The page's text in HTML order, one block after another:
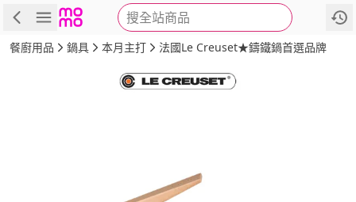
搜全站商品
商品 評價 詳情
餐廚用品 鍋具 本月主打 法國Le Creuset★鑄鐵鍋首選品牌